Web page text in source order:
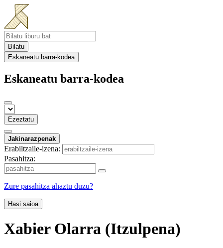
Bilatu
Eskaneatu barra-kodea
Eskaneatu barra-kodea
Ezeztatu
Jakinarazpenak
Erabiltzaile-izena:
Pasahitza:
Zure pasahitza ahaztu duzu?
Hasi saioa
Xabier Olarra (Itzulpena)